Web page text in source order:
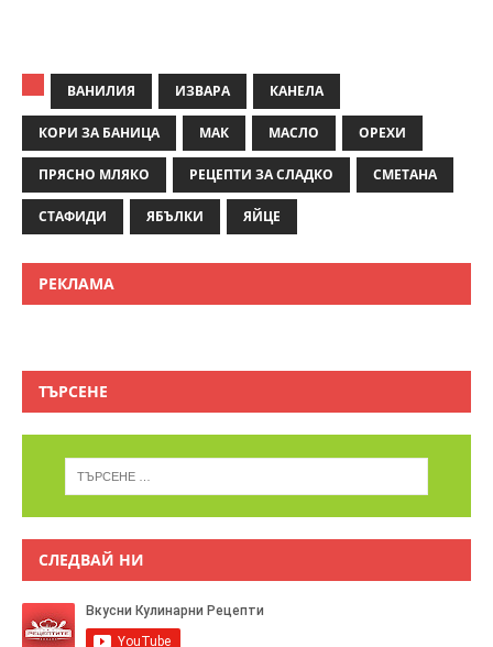
ВАНИЛИЯ ИЗВАРА КАНЕЛА
КОРИ ЗА БАНИЦА МАК МАСЛО ОРЕХИ
ПРЯСНО МЛЯКО РЕЦЕПТИ ЗА СЛАДКО СМЕТАНА
СТАФИДИ ЯБЪЛКИ ЯЙЦЕ
РЕКЛАМА
ТЪРСЕНЕ
СЛЕДВАЙ НИ